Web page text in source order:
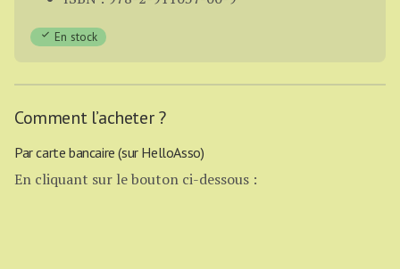
En stock
Comment l’acheter ?
Par carte bancaire (sur HelloAsso)
En cliquant sur le bouton ci-dessous :